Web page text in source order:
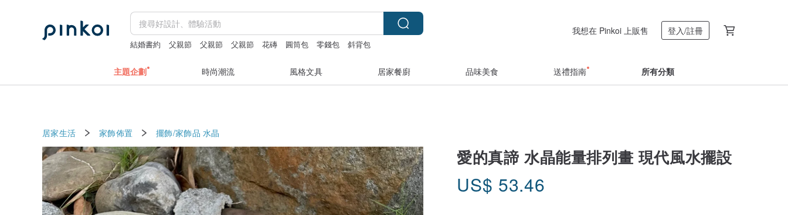
結婚書約 父親節 父親節 父親節 花磚 圓筒包 零錢包 斜背包
我想在 Pinkoi 上販售 登入/註冊
主題企劃 時尚潮流 風格文具 居家餐廚 品味美食 送禮指南 所有分類
居家生活 家飾佈置 擺飾/家飾品 水晶
愛的真諦 水晶能量排列畫 現代風水擺設
US$ 53.46